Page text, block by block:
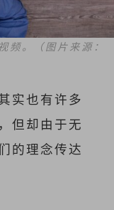
频。（图片来源：
实也有许多
但却由于无
的理念传达